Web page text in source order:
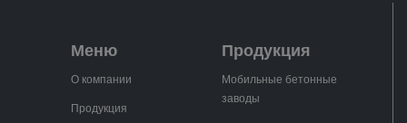
Меню
О компании
Продукция
Продукция
Мобильные бетонные
заводы